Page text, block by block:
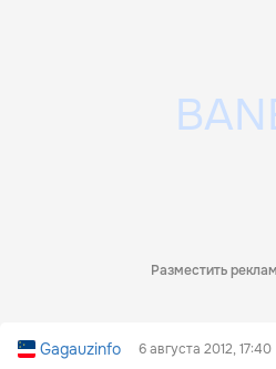
Разместить
Gagauzinfo 6 августа 2012, 17:40